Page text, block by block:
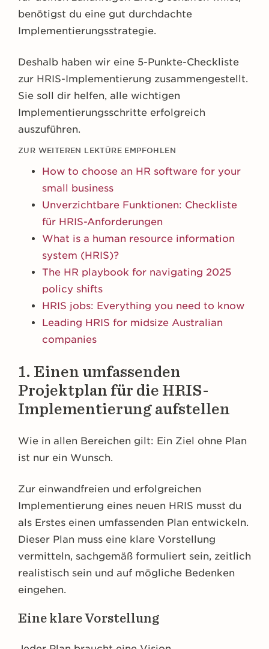
benötigst du eine gut durchdachte
Implementierungsstrategie.
Deshalb haben wir eine 5-Punkte-Checkliste
zur HRIS-Implementierung zusammengestellt.
Sie soll dir helfen, alle wichtigen
Implementierungsschritte erfolgreich
auszuführen.
ZUR WEITEREN LEKTÜRE EMPFOHLEN
How to choose an HR software for your
small business
Unverzichtbare Funktionen: Checkliste
für HRIS-Anforderungen
What is a human resource information
system (HRIS)?
The HR playbook for navigating 2025
policy shifts
HRIS jobs: Everything you need to know
Leading HRIS for midsize Australian
companies
1. Einen umfassenden
Projektplan für die HRIS-
Implementierung aufstellen
Wie in allen Bereichen gilt: Ein Ziel ohne Plan
ist nur ein Wunsch.
Zur einwandfreien und erfolgreichen
Implementierung eines neuen HRIS musst du
als Erstes einen umfassenden Plan entwickeln.
Dieser Plan muss eine klare Vorstellung
vermitteln, sachgemäß formuliert sein, zeitlich
realistisch sein und auf mögliche Bedenken
eingehen.
Eine klare Vorstellung